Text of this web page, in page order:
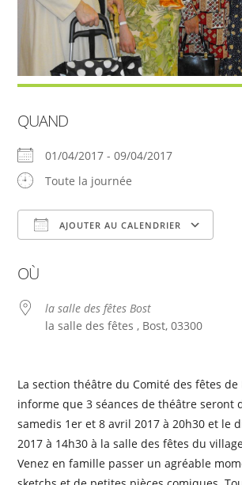
QUAND
01/04/2017 - 09/04/2017
Toute la journée
AJOUTER AU CALENDRIER
OÙ
la salle des fêtes Bost
la salle des fêtes , Bost, 03300
La section théâtre du Comité des fêtes de
informe que 3 séances de théâtre seront
samedis 1er et 8 avril 2017 à 20h30 et le
2017 à 14h30 à la salle des fêtes du
Venez en famille passer un agréable